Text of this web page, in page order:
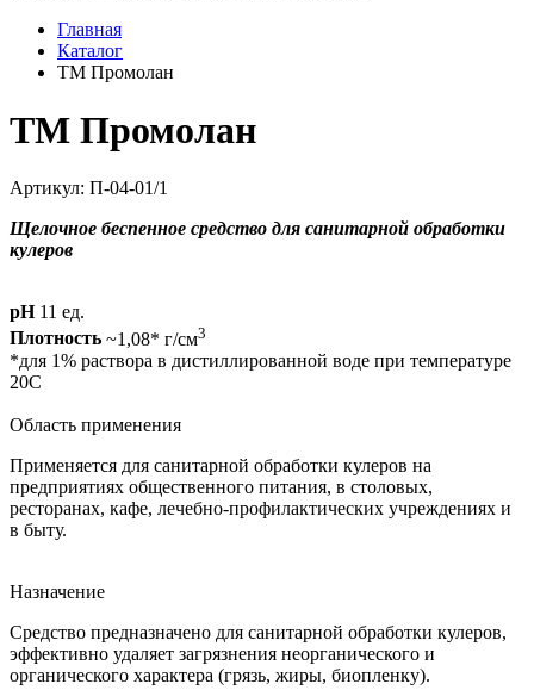
Главная
Каталог
ТМ Промолан
ТМ Промолан
Артикул: П-04-01/1
Щелочное беспенное средство для санитарной обработки
кулеров
pH 11 ед.
Плотность ~1,08* г/см3
*для 1% раствора в дистиллированной воде при температуре
20С
Область применения
Применяется для санитарной обработки кулеров на
предприятиях общественного питания, в столовых,
ресторанах, кафе, лечебно-профилактических учреждениях и
в быту.
Назначение
Средство предназначено для санитарной обработки кулеров,
эффективно удаляет загрязнения неорганического и
органического характера (грязь, жиры, биопленку).